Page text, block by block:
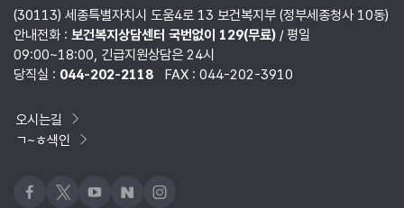
(30113) 세종특별자치시 도움4로 13 보건복지부 (정부세종청사 10동)
안내전화 : 보건복지상담센터 국번없이 129(무료)/ 평일
09:00~18:00, 긴급지원상담은 24시
당직실 : 044-202-2118 FAX : 044-202-3910
오시는길
ㄱ~ㅎ색인
페이스북
x 유튜브네이버블로그
인스타그램